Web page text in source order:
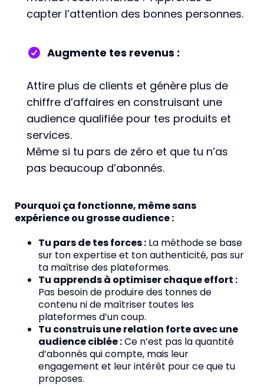
capter l’attention des bonnes personnes.
Augmente tes revenus :
Attire plus de clients et génère plus de
chiffre d’affaires en construisant une
audience qualifiée pour tes produits et
services.
Même si tu pars de zéro et que tu n’as
pas beaucoup d’abonnés.
Pourquoi ça fonctionne, même sans
expérience ou grosse audience :
Tu pars de tes forces : La méthode se base
sur ton expertise et ton authenticité, pas sur
ta maîtrise des plateformes.
Tu apprends à optimiser chaque effort :
Pas besoin de produire des tonnes de
contenu ni de maîtriser toutes les
plateformes d’un coup.
Tu construis une relation forte avec une
audience ciblée :Ce n’est pas la quantité
d’abonnés qui compte, mais leur
engagement et leur intérêt pour ce que tu
proposes.